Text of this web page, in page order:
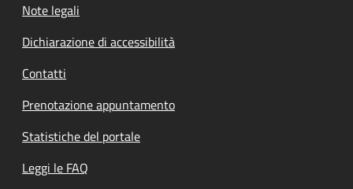
Note legali
Dichiarazione di accessibilità
Contatti
Prenotazione appuntamento
Statistiche del portale
Leggi le FAQ